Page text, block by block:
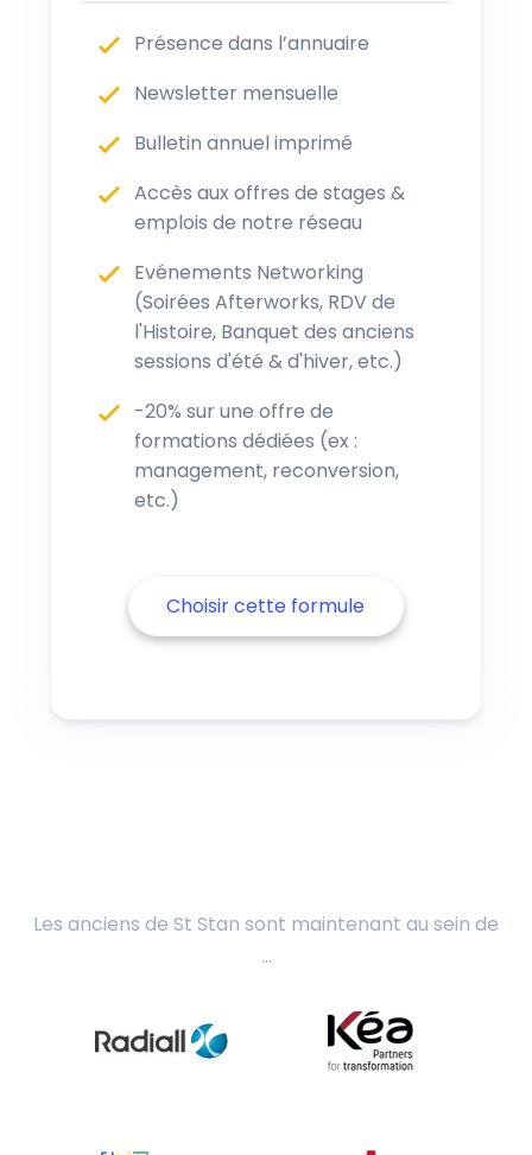
Présence dans l’annuaire
Newsletter mensuelle
Bulletin annuel imprimé
Accès aux offres de stages &
emplois de notre réseau
Evénements Networking
(Soirées Afterworks, RDV de
l'Histoire, Banquet des anciens
sessions d'été & d'hiver, etc.)
-20% sur une offre de
formations dédiées (ex :
management, reconversion,
etc.)
Choisir cette formule
Les anciens de St Stan sont maintenant au sein de
...